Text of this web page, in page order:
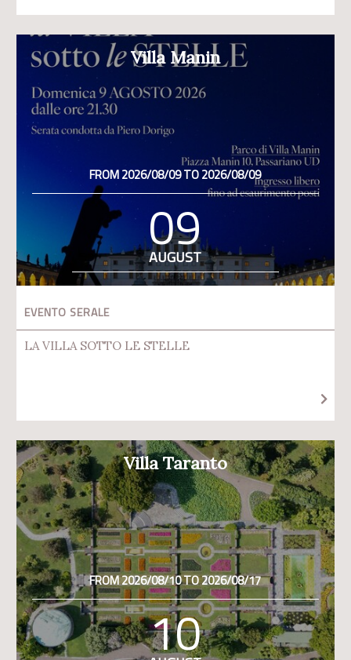
Villa Manin
FROM 2026/08/09 TO 2026/08/09
09
AUGUST
EVENTO SERALE
LA VILLA SOTTO LE STELLE
Villa Taranto
FROM 2026/08/10 TO 2026/08/17
10